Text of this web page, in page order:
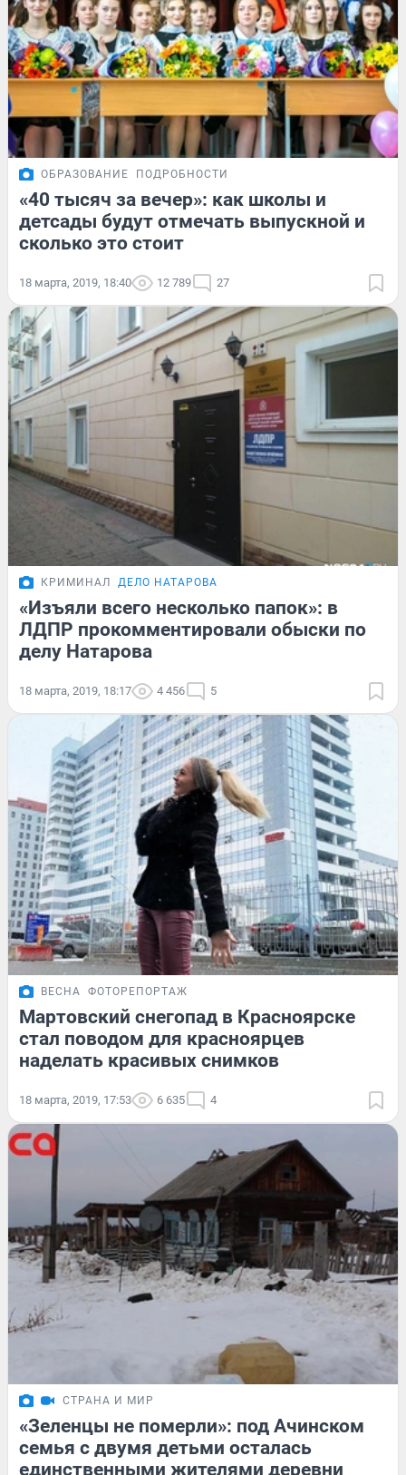
ОБРАЗОВАНИЕ ПОДРОБНОСТИ
«40 тысяч за вечер»: как школы и
детсады будут отмечать выпускной и
сколько это стоит
18 марта, 2019, 18:40 12 789 27
КРИМИНАЛ ДЕЛО НАТАРОВА
«Изъяли всего несколько папок»: в
ЛДПР прокомментировали обыски по
делу Натарова
18 марта, 2019, 18:17 4 456 5
ВЕСНА ФОТОРЕПОРТАЖ
Мартовский снегопад в Красноярске
стал поводом для красноярцев
наделать красивых снимков
18 марта, 2019, 17:53 6 635 4
СТРАНА И МИР
«Зеленцы не померли»: под Ачинском
семья с двумя детьми осталась
единственными жителями деревни